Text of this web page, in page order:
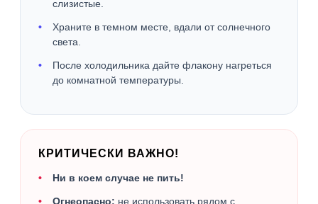
слизистые.
Храните в темном месте, вдали от солнечного
света.
После холодильника дайте флакону нагреться
до комнатной температуры.
КРИТИЧЕСКИ ВАЖНО!
Ни в коем случае не пить!
Огнеопасно: не использовать рядом с